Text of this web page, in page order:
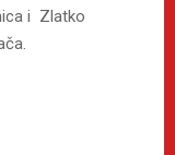
i Zlatko